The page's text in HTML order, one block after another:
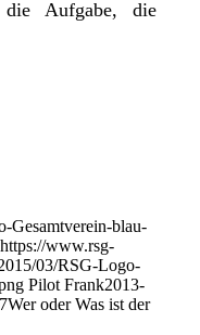
Aufgabe, die
Gesamtverein-blau-
https://www.rsg-
03/RSG-Logo-
Pilot Frank2013-
Wer oder Was ist der